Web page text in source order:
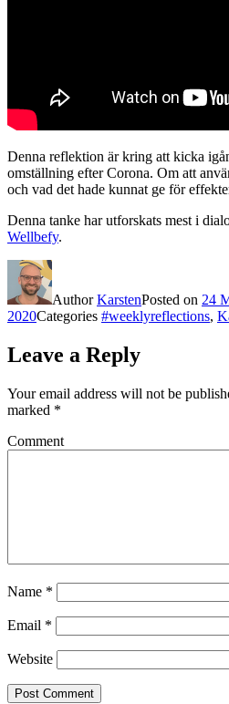
Denna reflektion är kring att kicka
omställning efter Corona. Om att
och vad det hade kunnat ge för
Denna tanke har utforskats mest i
Wellbefy.
AuthorKarstenPosted on 24
2020Categories #weeklyreflections,
Leave a Reply
Your email address will not be
marked *
Comment
Name *
Email *
Website